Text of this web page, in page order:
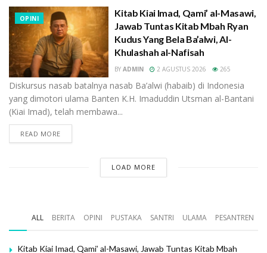
OPINI
Kitab Kiai Imad, Qami’ al-Masawi,
Jawab Tuntas Kitab Mbah Ryan
Kudus Yang Bela Ba’alwi, Al-
Khulashah al-Nafisah
BY ADMIN 2 AGUSTUS 2026 265
Diskursus nasab batalnya nasab Ba’alwi (habaib) di Indonesia
yang dimotori ulama Banten K.H. Imaduddin Utsman al-Bantani
(Kiai Imad), telah membawa...
READ MORE
LOAD MORE
ALL BERITA OPINI PUSTAKA SANTRI ULAMA PESANTREN
Kitab Kiai Imad, Qami’ al-Masawi, Jawab Tuntas Kitab Mbah